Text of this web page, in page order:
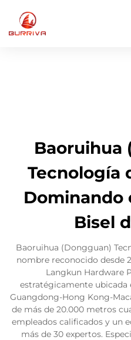
Baoruihua
Tecnología
Dominando
Bisel
Baoruihua (Dongguan)
nombre reconocido desde
Langkun Hardware
estratégicamente ubicada
Guangdong-Hong Kong-
de más de 20.000 metros
empleados calificados y un
más de 30 expertos.